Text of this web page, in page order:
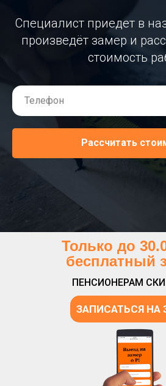
Специалист приедет в
произведёт замер и
стоимость
Рассчитать
Только до
бесплатный
ПЕНСИОНЕРАМ
ЗАПИСАТЬСЯ НА